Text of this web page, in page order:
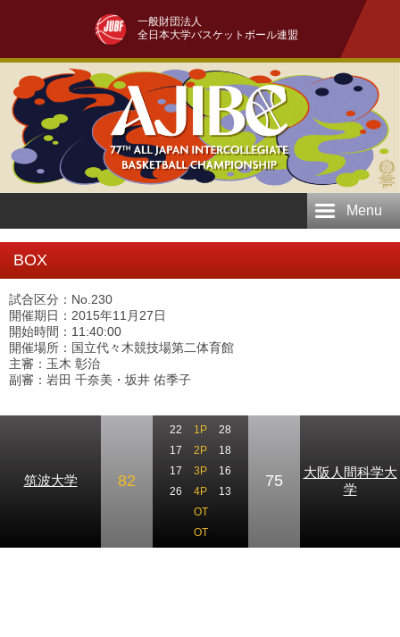
一般財団法人
全日本大学バスケットボール連盟
Menu
BOX
試合区分：No.230
開催期日：2015年11月27日
開始時間：11:40:00
開催場所：国立代々木競技場第二体育館
主審：玉木 彰治
副審：岩田 千奈美・坂井 佑季子
筑波大学 82
22 1P
28
17
2P
18
17
3P
16
26
4P
13
OT
OT
75
大阪人間科学大
学